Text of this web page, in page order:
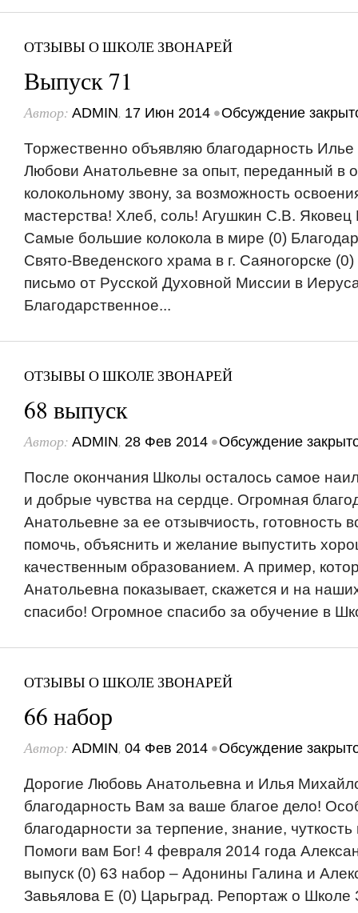
ОТЗЫВЫ О ШКОЛЕ ЗВОНАРЕЙ
Выпуск 71
Автор: ADMIN, 17 Июн 2014 •Обсуждение
Торжественно объявляю благодарность
Любови Анатольевне за опыт, переданный в
колокольному звону, за возможность
мастерства! Хлеб, соль! Агушкин С.В. Яковец
Самые большие колокола в мире (0)
Свято-Введенского храма в г. Саяногорске
письмо от Русской Духовной Миссии в
Благодарственное...
ОТЗЫВЫ О ШКОЛЕ ЗВОНАРЕЙ
68 выпуск
Автор: ADMIN, 28 Фев 2014 •Обсуждение
После окончания Школы осталось самое
и добрые чувства на сердце. Огромная
Анатольевне за ее отзывчиость, готовность
помочь, объяснить и желание выпустить
качественным образованием. А пример,
Анатольевна показывает, скажется и на
спасибо! Огромное спасибо за обучение в
ОТЗЫВЫ О ШКОЛЕ ЗВОНАРЕЙ
66 набор
Автор: ADMIN, 04 Фев 2014 •Обсуждение
Дорогие Любовь Анатольевна и Илья
благодарность Вам за ваше благое дело!
благодарности за терпение, знание,
Помоги вам Бог! 4 февраля 2014 года
выпуск (0) 63 набор – Адонины Галина и
Завьялова Е (0) Царьград. Репортаж о Школе